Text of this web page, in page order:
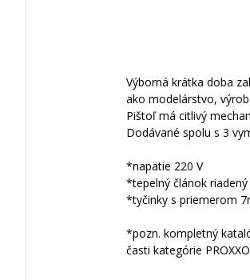
Výborná krátka doba
ako modelárstvo,
Pištoľ má citlivý
Dodávané spolu s 3
*napätie 220 V
*tepelný článok riadený
*tyčinky s priemerom
*pozn. kompletný
časti kategórie